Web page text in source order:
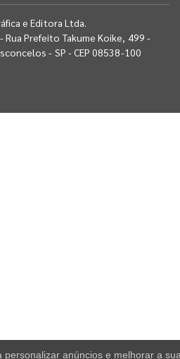
e Editora Ltda.
Rua Prefeito Takume Koike, 499 -
- SP - CEP 08538-100
personalizar anúncios e melhorar a